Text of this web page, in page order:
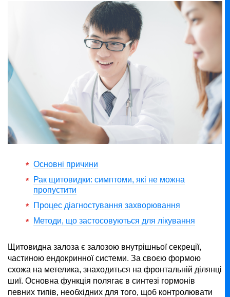
Основні причини
Рак щитовидки: симптоми, які не можна
пропустити
Процес діагностування захворювання
Методи, що застосовуються для лікування
Щитовидна залоза є залозою внутрішньої секреції,
частиною ендокринної системи. За своєю формою
схожа на метелика, знаходиться на фронтальній ділянці
шиї. Основна функція полягає в синтезі гормонів
певних типів, необхідних для того, щоб контролювати